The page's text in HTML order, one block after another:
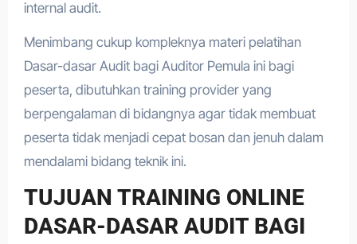
internal audit.
Menimbang cukup kompleknya materi pelatihan
Dasar-dasar Audit bagi Auditor Pemula ini bagi
peserta, dibutuhkan training provider yang
berpengalaman di bidangnya agar tidak membuat
peserta tidak menjadi cepat bosan dan jenuh dalam
mendalami bidang teknik ini.
TUJUAN TRAINING ONLINE
DASAR-DASAR AUDIT BAGI